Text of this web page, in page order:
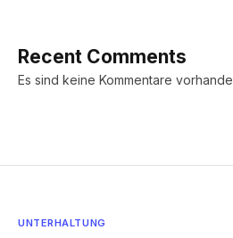
Recent Comments
Es sind keine Kommentare
UNTERHALTUNG